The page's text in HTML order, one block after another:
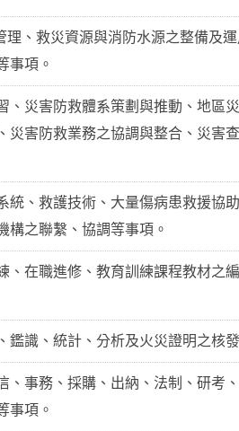
理、救災資源與消防水源之整備及
事項。
、災害防救體系策劃與推動、地區
災害防救業務之協調與整合、災害
統、救護技術、大量傷病患救援協
構之聯繫、協調等事項。
、在職進修、教育訓練課程教材之
鑑識、統計、分析及火災證明之核
、事務、採購、出納、法制、研考
事項。